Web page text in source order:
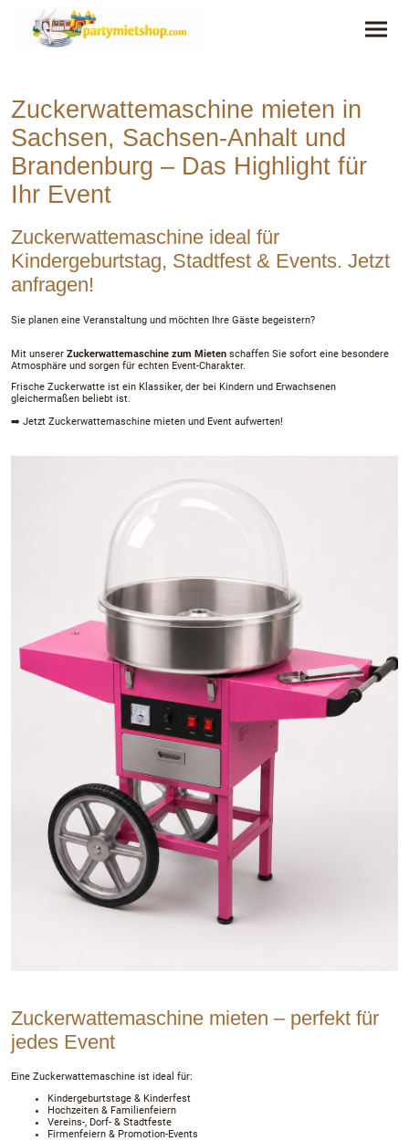
Zuckerwattemaschine mieten in
Sachsen, Sachsen-Anhalt und
Brandenburg – Das Highlight für
Ihr Event
Zuckerwattemaschine ideal für
Kindergeburtstag, Stadtfest & Events. Jetzt
anfragen!
Sie planen eine Veranstaltung und möchten Ihre Gäste begeistern?
Mit unserer Zuckerwattemaschine zum Mieten schaffen Sie sofort eine besondere
Atmosphäre und sorgen für echten Event-Charakter.
Frische Zuckerwatte ist ein Klassiker, der bei Kindern und Erwachsenen
gleichermaßen beliebt ist.
➡️ Jetzt Zuckerwattemaschine mieten und Event aufwerten!
Zuckerwattemaschine mieten – perfekt für
jedes Event
Eine Zuckerwattemaschine ist ideal für:
Kindergeburtstage & Kinderfest
Hochzeiten & Familienfeiern
Vereins-, Dorf- & Stadtfeste
Firmenfeiern & Promotion-Events